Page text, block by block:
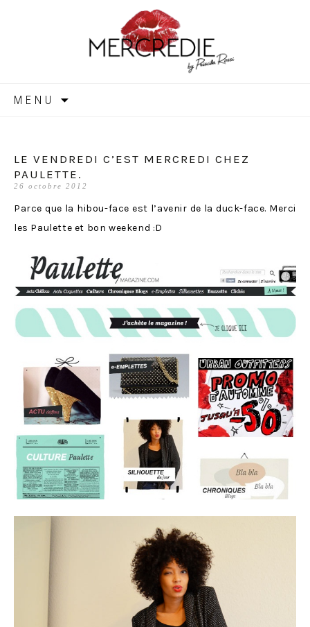
MERCREDIE
MENU
LE VENDREDI C’EST MERCREDI CHEZ
PAULETTE.
26 octobre 2012
Parce que la hibou-face est l’avenir de la duck-face. Merci
les Paulette et bon weekend :D